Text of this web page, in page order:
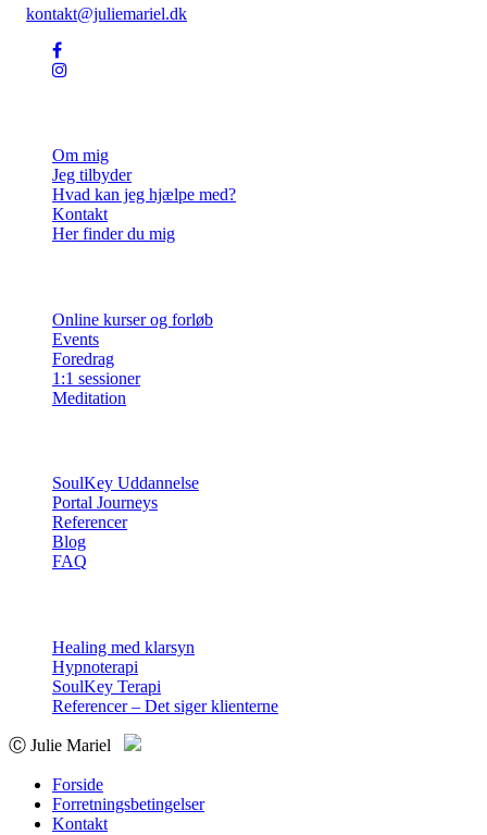
kontakt@juliemariel.dk
Om mig
Jeg tilbyder
Hvad kan jeg hjælpe med?
Kontakt
Her finder du mig
Online kurser og forløb
Events
Foredrag
1:1 sessioner
Meditation
SoulKey Uddannelse
Portal Journeys
Referencer
Blog
FAQ
Healing med klarsyn
Hypnoterapi
SoulKey Terapi
Referencer – Det siger klienterne
Ⓒ Julie Mariel
Forside
Forretningsbetingelser
Kontakt